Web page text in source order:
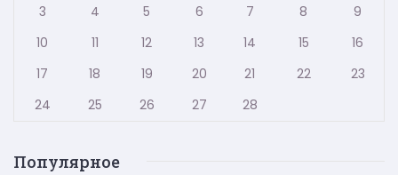
3
4 5 6 7 8
9
10
11 12 13 14 15
16
17
18 19 20 21 22
23
24
25 26 27 28
Популярное